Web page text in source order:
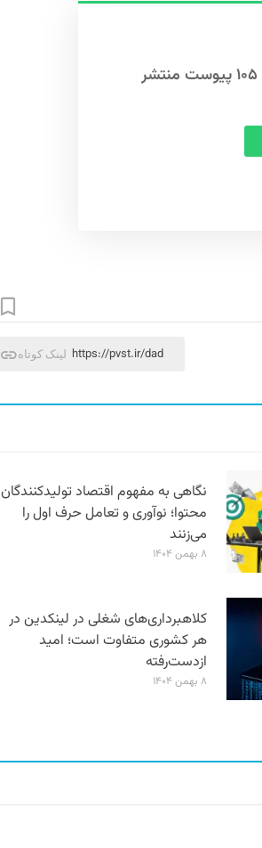
این مطلب در شماره ۱۰۵ پیوست منتشر
لینک کوتاه https://pvst.ir/dad
نگاهی به مفهوم اقتصاد تولیدکنندگان
محتوا؛ نوآوری و تعامل حرف اول را
می‌زنند
۸ بهمن ۱۴۰۴
کلاهبرداری‌های شغلی در لینکدین در
هر کشوری متفاوت است؛ امید
ازدست‌رفته
۸ بهمن ۱۴۰۴